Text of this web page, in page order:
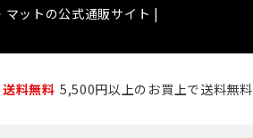
ットの公式通販サイト |
送料無料 5,500円以上のお買上で送料無料